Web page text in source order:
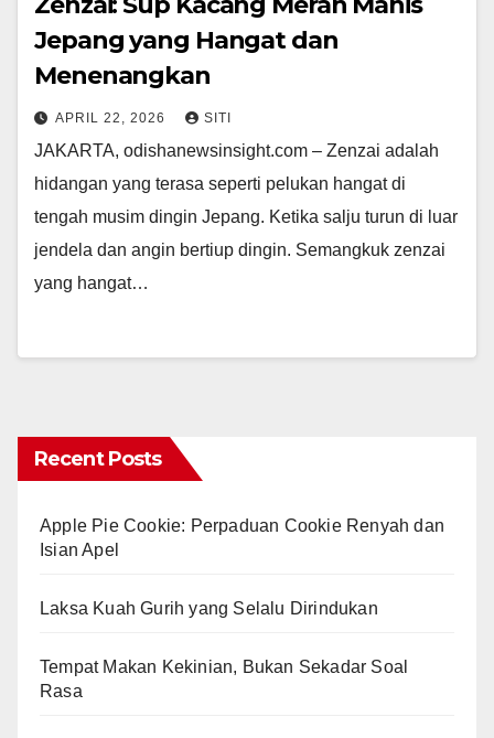
Jepang yang Hangat dan
Menenangkan
APRIL 22, 2026 SITI
JAKARTA, odishanewsinsight.com – Zenzai adalah
hidangan yang terasa seperti pelukan hangat di
tengah musim dingin Jepang. Ketika salju turun di luar
jendela dan angin bertiup dingin. Semangkuk zenzai
yang hangat…
Recent Posts
Apple Pie Cookie: Perpaduan Cookie Renyah dan
Isian Apel
Laksa Kuah Gurih yang Selalu Dirindukan
Tempat Makan Kekinian, Bukan Sekadar Soal
Rasa